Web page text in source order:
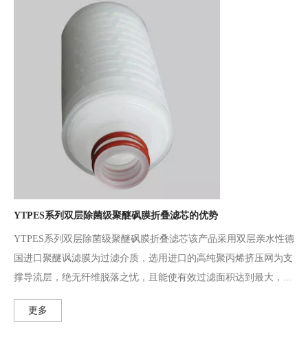
YTPES系列双层除菌级聚醚砜膜折叠滤芯的优势
YTPES系列双层除菌级聚醚砜膜折叠滤芯该产品采用双层亲水性德
国进口聚醚讽滤膜为过滤介质，选用进口的高纯聚丙烯挤压网为支
撑导流层，绝无纤维脱落之忧，且能使有效过滤面积达到最大，...
更多